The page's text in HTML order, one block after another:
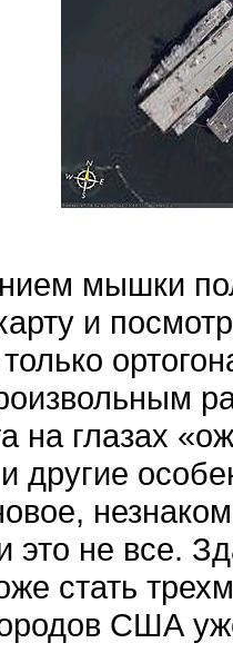
мышки
и
на глазах
другие
это не все.
стать
США